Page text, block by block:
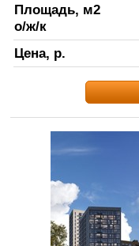
Площадь, м2
о/ж/к
Цена, р.